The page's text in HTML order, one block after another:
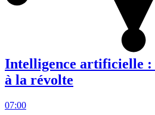
Intelligence artificielle :
à la révolte
07:00